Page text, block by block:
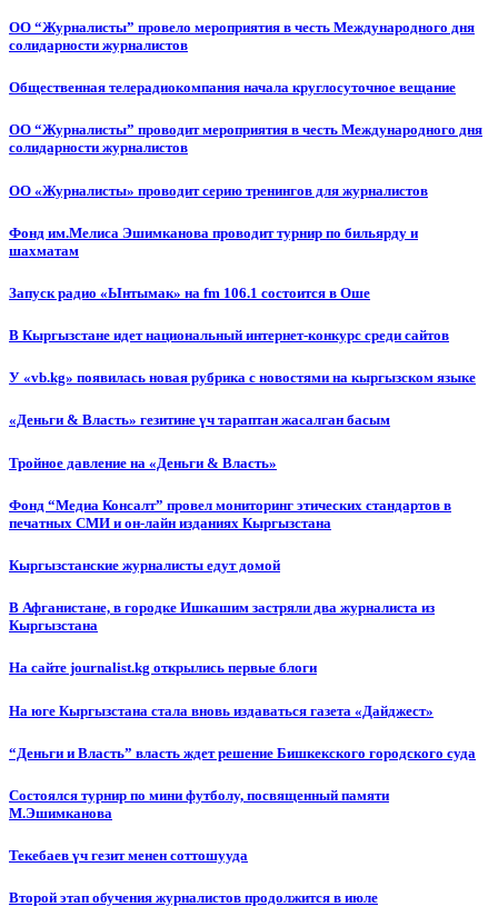
ОО “Журналисты” провело мероприятия в честь Международного дня
солидарности журналистов
Общественная телерадиокомпания начала круглосуточное вещание
ОО “Журналисты” проводит мероприятия в честь Международного дня
солидарности журналистов
ОО «Журналисты» проводит серию тренингов для журналистов
Фонд им.Мелиса Эшимканова проводит турнир по бильярду и
шахматам
Запуск радио «Ынтымак» на fm 106.1 состоится в Оше
В Кыргызстане идет национальный интернет-конкурс среди сайтов
У «vb.kg» появилась новая рубрика с новостями на кыргызском языке
«Деньги & Власть» гезитине үч тараптан жасалган басым
Тройное давление на «Деньги & Власть»
Фонд “Медиа Консалт” провел мониторинг этических стандартов в
печатных СМИ и он-лайн изданиях Кыргызстана
Кыргызстанские журналисты едут домой
В Афганистане, в городке Ишкашим застряли два журналиста из
Кыргызстана
На сайте journalist.kg открылись первые блоги
На юге Кыргызстана стала вновь издаваться газета «Дайджест»
“Деньги и Власть” власть ждет решение Бишкекского городского суда
Состоялся турнир по мини футболу, посвященный памяти
М.Эшимканова
Текебаев үч гезит менен соттошууда
Второй этап обучения журналистов продолжится в июле